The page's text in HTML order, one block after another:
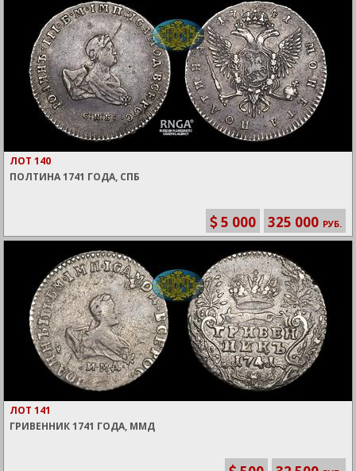
ЛОТ 140
ПОЛТИНА 1741 ГОДА, СПБ
5 000 325 000 РУБ.
ЛОТ 141
ГРИВЕННИК 1741 ГОДА, ММД